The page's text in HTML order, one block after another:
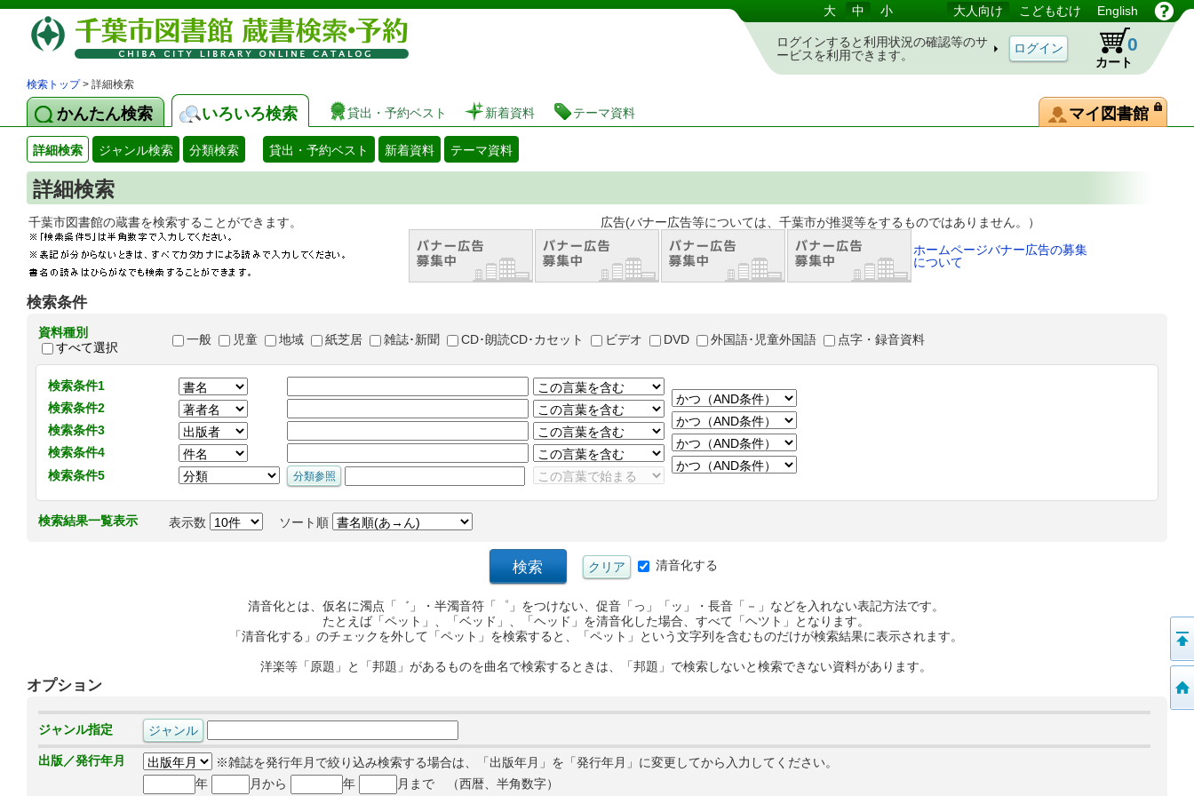
図書館 蔵書検索・予約システム 大 中 小 大人向け こどもむけ English
ログインすると利用状況の確認等のサ
ービスを利用できます。
カート
0
検索トップ> 詳細検索
かんたん検索 いろいろ検索 貸出・予約ベスト 新着資料 テーマ資料 マイ図書館
詳細検索 ジャンル検索 分類検索 貸出・予約ベスト 新着資料 テーマ資料
詳細検索
千葉市図書館の蔵書を検索することができます。 広告(バナー広告等については、千葉市が推奨等をするものではありません。）
ホームページバナー広告の募集
について
検索条件
資料種別
すべて選択
一般 児童 地域 紙芝居 雑誌･新聞 CD･朗読CD･カセット ビデオ DVD 外国語･児童外国語 点字・録音資料
検索条件1
検索条件2
検索条件3
検索条件4
検索条件5
検索結果一覧表示 表示数 ソート順
清音化する
清音化とは、仮名に濁点「゛」・半濁音符「゜」をつけない、促音「っ」「ッ」・長音「－」などを入れない表記方法です。
たとえば「ペット」、「ベッド」、「ヘッド」を清音化した場合、すべて「ヘツト」となります。
「清音化する」のチェックを外して「ペット」を検索すると、「ペット」という文字列を含むものだけが検索結果に表示されます。
洋楽等「原題」と「邦題」があるものを曲名で検索するときは、「邦題」で検索しないと検索できない資料があります。
オプション
ジャンル指定
出版／発行年月
※雑誌を発行年月で絞り込み検索する場合は、「出版年月」を「発行年月」に変更してから入力してください。
年
月から 年 月まで （西暦、半角数字）